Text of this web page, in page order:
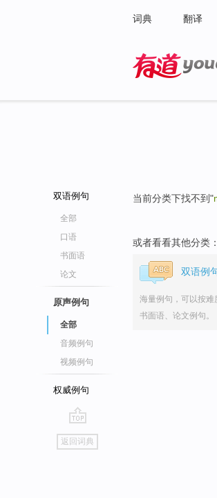
词典 翻译
双语例句
全部
口语
书面语
论文
原声例句
全部
音频例句
视频例句
权威例句
go
top
返回词典
当前分类下找不到"
或者看看其他分类：
双语例
海量例句，可以按难
书面语、论文例句。